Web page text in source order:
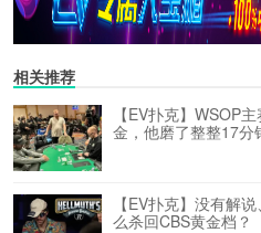
相关推荐
【EV扑克】WSOP
金，他磨了整整17分
【EV扑克】没有解
么杀回CBS黄金档？